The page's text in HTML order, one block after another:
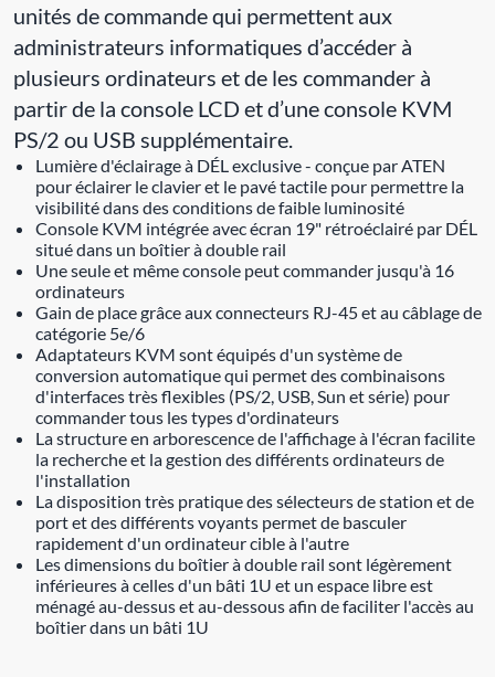
unités de commande qui permettent aux
administrateurs informatiques d’accéder à
plusieurs ordinateurs et de les commander à
partir de la console LCD et d’une console KVM
PS/2 ou USB supplémentaire.
Lumière d'éclairage à DÉL exclusive - conçue par ATEN
pour éclairer le clavier et le pavé tactile pour permettre la
visibilité dans des conditions de faible luminosité
Console KVM intégrée avec écran 19" rétroéclairé par DÉL
situé dans un boîtier à double rail
Une seule et même console peut commander jusqu'à 16
ordinateurs
Gain de place grâce aux connecteurs RJ-45 et au câblage de
catégorie 5e/6
Adaptateurs KVM sont équipés d'un système de
conversion automatique qui permet des combinaisons
d'interfaces très flexibles (PS/2, USB, Sun et série) pour
commander tous les types d'ordinateurs
La structure en arborescence de l'affichage à l'écran facilite
la recherche et la gestion des différents ordinateurs de
l'installation
La disposition très pratique des sélecteurs de station et de
port et des différents voyants permet de basculer
rapidement d'un ordinateur cible à l'autre
Les dimensions du boîtier à double rail sont légèrement
inférieures à celles d'un bâti 1U et un espace libre est
ménagé au-dessus et au-dessous afin de faciliter l'accès au
boîtier dans un bâti 1U